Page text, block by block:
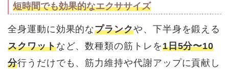
短時間でも効果的なエクササイズ
全身運動に効果的なプランクや、下半身を鍛える
スクワットなど、数種類の筋トレを1日5分〜10
分行うだけでも、筋力維持や代謝アップに貢献し